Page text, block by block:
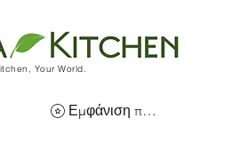
Your World.
Εμφάνιση πόντων